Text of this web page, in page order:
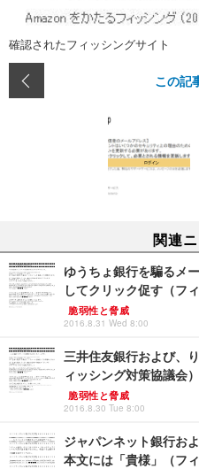
確認されたフィッシングサイト
この記
関連
ゆうちょ銀行を騙るメ
してクリック促す（フ
脆弱性と脅威
2016.8.31 Wed 8:00
三井住友銀行および、
ィッシング対策協議会）
脆弱性と脅威
2016.8.30 Tue 8:00
ジャパンネット銀行お
本文には「貴様」（フ